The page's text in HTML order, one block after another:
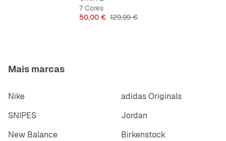
7 Cores
Preço
50,00 € Preço original
129,99 €
Mais marcas
Nike
adidas Originals
SNIPES
Jordan
New Balance
Birkenstock